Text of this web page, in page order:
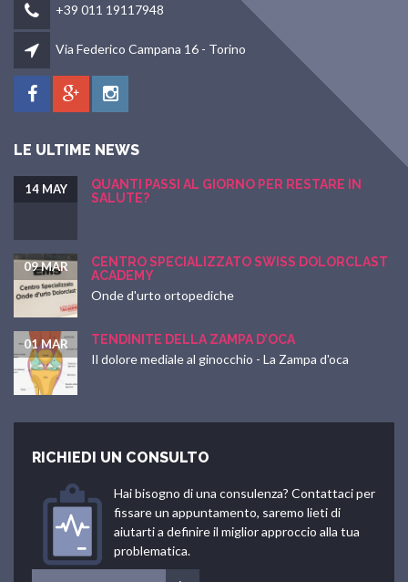
+39 011 19117948
Via Federico Campana 16 - Torino
LE ULTIME NEWS
QUANTI PASSI AL GIORNO PER RESTARE IN
SALUTE?
14 MAY
CENTRO SPECIALIZZATO SWISS DOLORCLAST
ACADEMY
09 MAR
Onde d'urto ortopediche
TENDINITE DELLA ZAMPA D’OCA
01 MAR
Il dolore mediale al ginocchio - La Zampa d'oca
RICHIEDI UN CONSULTO
Hai bisogno di una consulenza? Contattaci per
fissare un appuntamento, saremo lieti di
aiutarti a definire il miglior approccio alla tua
problematica.